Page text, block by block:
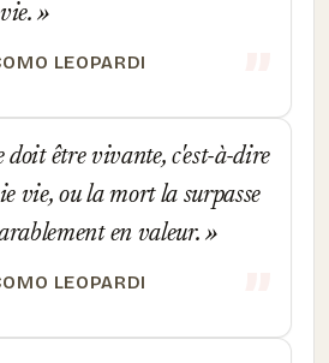
LEOPARDI
être vivante, c'est-à-dire
vie, ou la mort la surpasse
en valeur.
LEOPARDI